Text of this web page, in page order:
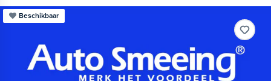
Beschikbaar